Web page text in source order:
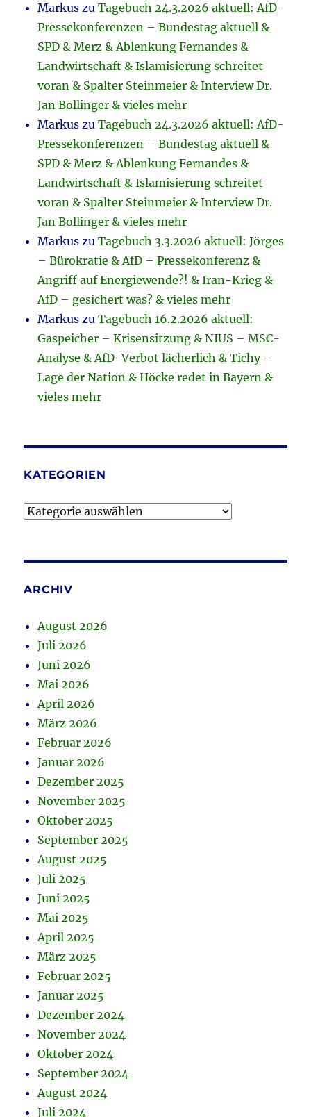
Markus zuTagebuch 24.3.2026 aktuell: AfD-
Pressekonferenzen – Bundestag aktuell &
SPD & Merz & Ablenkung Fernandes &
Landwirtschaft & Islamisierung schreitet
voran & Spalter Steinmeier & Interview Dr.
Jan Bollinger & vieles mehr
Markus zuTagebuch 24.3.2026 aktuell: AfD-
Pressekonferenzen – Bundestag aktuell &
SPD & Merz & Ablenkung Fernandes &
Landwirtschaft & Islamisierung schreitet
voran & Spalter Steinmeier & Interview Dr.
Jan Bollinger & vieles mehr
Markus zuTagebuch 3.3.2026 aktuell: Jörges
– Bürokratie & AfD – Pressekonferenz &
Angriff auf Energiewende?! & Iran-Krieg &
AfD – gesichert was? & vieles mehr
Markus zuTagebuch 16.2.2026 aktuell:
Gaspeicher – Krisensitzung & NIUS – MSC-
Analyse & AfD-Verbot lächerlich & Tichy –
Lage der Nation & Höcke redet in Bayern &
vieles mehr
KATEGORIEN
Kategorien
ARCHIV
August 2026
Juli 2026
Juni 2026
Mai 2026
April 2026
März 2026
Februar 2026
Januar 2026
Dezember 2025
November 2025
Oktober 2025
September 2025
August 2025
Juli 2025
Juni 2025
Mai 2025
April 2025
März 2025
Februar 2025
Januar 2025
Dezember 2024
November 2024
Oktober 2024
September 2024
August 2024
Juli 2024